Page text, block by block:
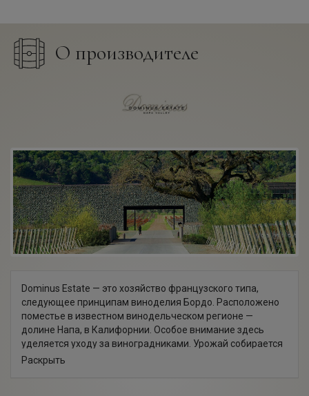
О производителе
Dominus Estate — это хозяйство французского типа,
следующее принципам виноделия Бордо. Расположено
поместье в известном винодельческом регионе —
долине Напа, в Калифорнии. Особое внимание здесь
уделяется уходу за виноградниками. Урожай собирается
вручную, после ферментации и выдержки в бочках из
Раскрыть